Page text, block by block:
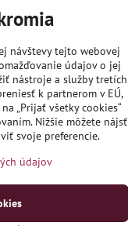
návštevy tejto webovej
údajov o jej
nástroje a služby tretích
k partnerom v EÚ,
„Prijať všetky cookies“
Nižšie môžete nájsť
svoje preferencie.
údajov